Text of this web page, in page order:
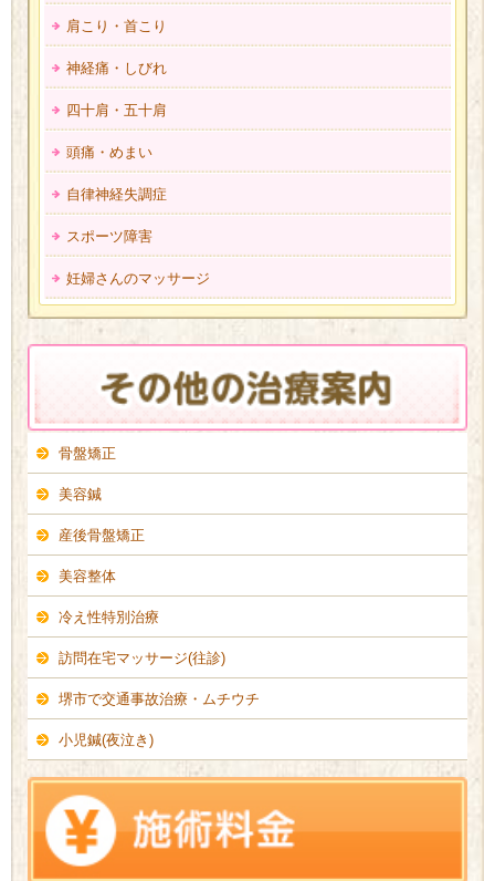
肩こり・首こり
神経痛・しびれ
四十肩・五十肩
頭痛・めまい
自律神経失調症
スポーツ障害
妊婦さんのマッサージ
骨盤矯正
美容鍼
産後骨盤矯正
美容整体
冷え性特別治療
訪問在宅マッサージ(往診)
堺市で交通事故治療・ムチウチ
小児鍼(夜泣き)